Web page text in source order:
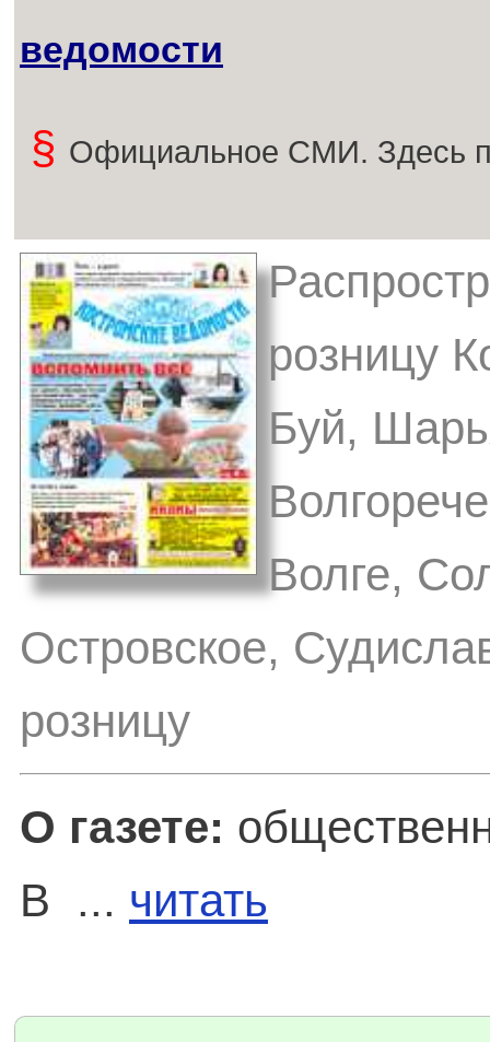
ведомости
§ Официальное СМИ. Здесь
розницу
Буй,
Волге,
Островское,
розницу
О газете:
В ... читать